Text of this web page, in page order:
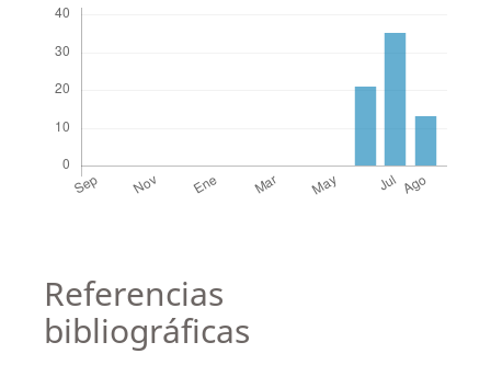
Referencias
bibliográficas